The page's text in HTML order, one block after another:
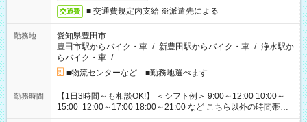
交通費 ■ 交通費規定内支給 ※派遣先による
勤務地
愛知県豊田市
豊田市駅からバイク・車 / 新豊田駅からバイク・車 / 浄水駅か
らバイク・車 / …
■物流センターなど ■勤務地選べます
勤務時間
【1日3時間～も相談OK!】 ＜シフト例＞ 9:00～12:00 10:00～
15:00 12:00～17:00 18:00～21:00 など こちら以外の時間帯も
お気軽にご相談ください！